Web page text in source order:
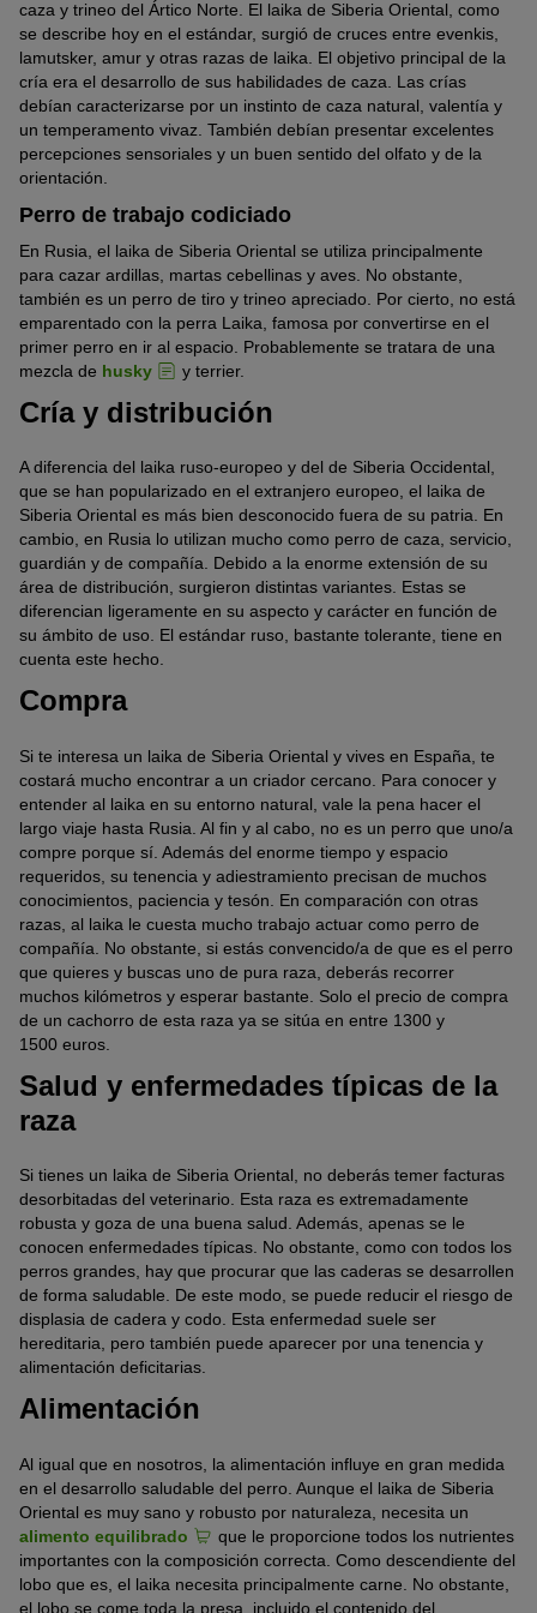
caza y trineo del Ártico Norte. El laika de Siberia Oriental, como
se describe hoy en el estándar, surgió de cruces entre evenkis,
lamutsker, amur y otras razas de laika. El objetivo principal de la
cría era el desarrollo de sus habilidades de caza. Las crías
debían caracterizarse por un instinto de caza natural, valentía y
un temperamento vivaz. También debían presentar excelentes
percepciones sensoriales y un buen sentido del olfato y de la
orientación.
Perro de trabajo codiciado
En Rusia, el laika de Siberia Oriental se utiliza principalmente
para cazar ardillas, martas cebellinas y aves. No obstante,
también es un perro de tiro y trineo apreciado. Por cierto, no está
emparentado con la perra Laika, famosa por convertirse en el
primer perro en ir al espacio. Probablemente se tratara de una
mezcla de husky y terrier.
Cría y distribución
A diferencia del laika ruso-europeo y del de Siberia Occidental,
que se han popularizado en el extranjero europeo, el laika de
Siberia Oriental es más bien desconocido fuera de su patria. En
cambio, en Rusia lo utilizan mucho como perro de caza, servicio,
guardián y de compañía. Debido a la enorme extensión de su
área de distribución, surgieron distintas variantes. Estas se
diferencian ligeramente en su aspecto y carácter en función de
su ámbito de uso. El estándar ruso, bastante tolerante, tiene en
cuenta este hecho.
Compra
Si te interesa un laika de Siberia Oriental y vives en España, te
costará mucho encontrar a un criador cercano. Para conocer y
entender al laika en su entorno natural, vale la pena hacer el
largo viaje hasta Rusia. Al fin y al cabo, no es un perro que uno/a
compre porque sí. Además del enorme tiempo y espacio
requeridos, su tenencia y adiestramiento precisan de muchos
conocimientos, paciencia y tesón. En comparación con otras
razas, al laika le cuesta mucho trabajo actuar como perro de
compañía. No obstante, si estás convencido/a de que es el perro
que quieres y buscas uno de pura raza, deberás recorrer
muchos kilómetros y esperar bastante. Solo el precio de compra
de un cachorro de esta raza ya se sitúa en entre 1300 y
1500 euros.
Salud y enfermedades típicas de la
raza
Si tienes un laika de Siberia Oriental, no deberás temer facturas
desorbitadas del veterinario. Esta raza es extremadamente
robusta y goza de una buena salud. Además, apenas se le
conocen enfermedades típicas. No obstante, como con todos los
perros grandes, hay que procurar que las caderas se desarrollen
de forma saludable. De este modo, se puede reducir el riesgo de
displasia de cadera y codo. Esta enfermedad suele ser
hereditaria, pero también puede aparecer por una tenencia y
alimentación deficitarias.
Alimentación
Al igual que en nosotros, la alimentación influye en gran medida
en el desarrollo saludable del perro. Aunque el laika de Siberia
Oriental es muy sano y robusto por naturaleza, necesita un
alimento equilibrado
que le proporcione todos los nutrientes
importantes con la composición correcta. Como descendiente del
lobo que es, el laika necesita principalmente carne. No obstante,
el lobo se come toda la presa, incluido el contenido del